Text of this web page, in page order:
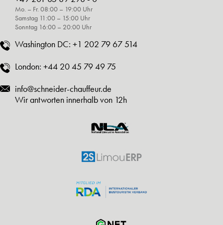
Mo. – Fr. 08:00 – 19:00 Uhr
Samstag 11:00 – 15:00 Uhr
Sonntag 16:00 – 20:00 Uhr
Washington DC: +1 202 79 67 514
London: +44 20 45 79 49 75
info@schneider-chauffeur.de
Wir antworten innerhalb von 12h